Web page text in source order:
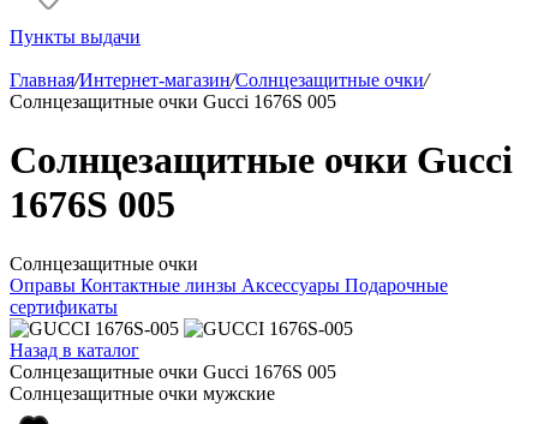
Пункты выдачи
Главная/Интернет-магазин/Солнцезащитные очки/
Солнцезащитные очки Gucci 1676S 005
Солнцезащитные очки Gucci
1676S 005
Солнцезащитные очки
Оправы Контактные линзы Аксессуары Подарочные
сертификаты
Назад в каталог
Солнцезащитные очки Gucci 1676S 005
Солнцезащитные очки мужские